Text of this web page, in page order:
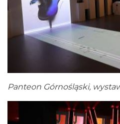
Panteon Górnośląski,